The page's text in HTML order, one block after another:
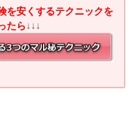
を安くするテクニックを
たら ↓↓↓